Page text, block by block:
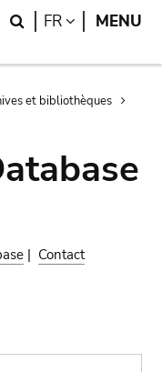
Search
FR LANGUAGE
MENU
et bibliothèques
| Contact